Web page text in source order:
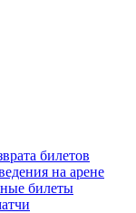
билетов
на арене
билеты